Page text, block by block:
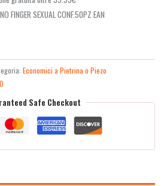
FINGER SEXUAL CONF.50PZ EAN
Economici a Pietrina o Piezo
Safe Checkout